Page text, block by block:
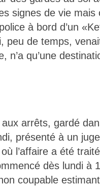
signes de vie
à bord d’un
peu de temps,
n’a qu’une
arrêts, gardé
présenté à un
l’affaire a été
dès lundi à
coupable